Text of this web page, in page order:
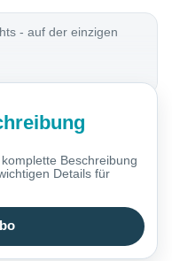
- auf der einzigen
Beschreibung
Details für